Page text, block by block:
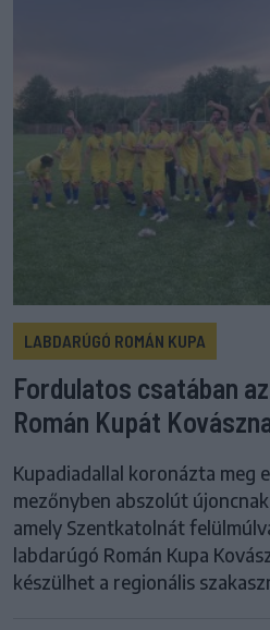
LABDARÚGÓ ROMÁN KUPA
Fordulatos csatában
Román Kupát
Kupadiadallal koronázta meg
mezőnyben abszolút
amely Szentkatolnát
labdarúgó Román Kupa
készülhet a regionális